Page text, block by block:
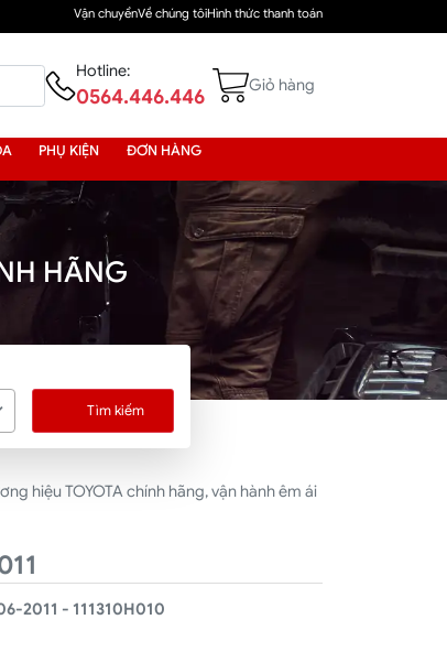
Vận chuyểnVề chúng tôiHình thức thanh toán
Hotline:
0564.446.446 Giỏ hàng
PHỤ KIỆN ĐƠN HÀNG
HÃNG
Tìm kiếm
hiệu TOYOTA chính hãng, vận hành êm ái
2011 - 111310H010